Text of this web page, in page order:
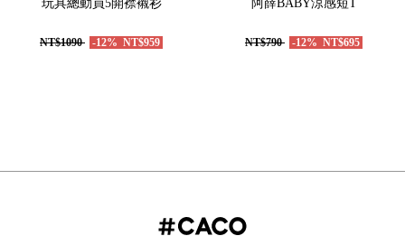
玩具總動員5開襟襯衫
NT$1090 -12% NT$959
阿薛BABY涼感短T
NT$790 -12% NT$695